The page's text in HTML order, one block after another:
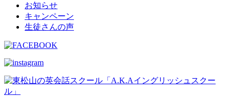
お知らせ
キャンペーン
生徒さんの声